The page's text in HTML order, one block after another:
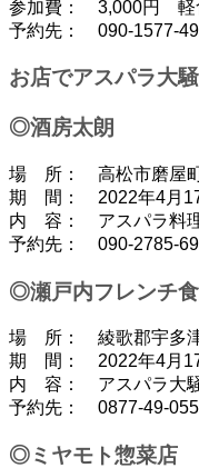
参加費： 3,000円 軽
予約先： 090-1577-
お店でアスパラ大
◎酒房太朗
場 所： 高松市磨屋
期 間： 2022年4月17
内 容： アスパラ料
予約先： 090-2785-
◎瀬戸内フレンチ
場 所： 綾歌郡宇多
期 間： 2022年4月17
内 容： アスパラ大
予約先： 0877-49-
◎ミヤモト惣菜店